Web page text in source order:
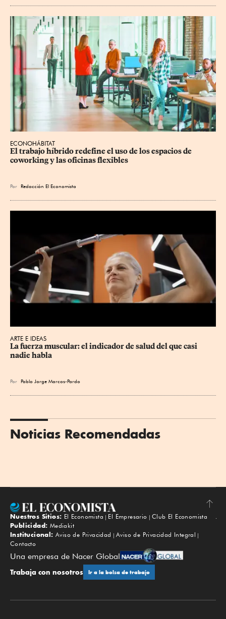
ECONOHÁBITAT
El trabajo híbrido redefine el uso de los espacios de
coworking y las oficinas flexibles
Por Redacción El Economista
ARTE E IDEAS
La fuerza muscular: el indicador de salud del que casi
nadie habla
Por Pablo Jorge Marcos-Pardo
Noticias Recomendadas
Subir
Nuestros Sitios: El Economista El Empresario
Club El Economista
Publicidad: Mediakit
Institucional: Aviso de Privacidad
Aviso de Privacidad Integral
Contacto
Una empresa de Nacer Global
Trabaja con nosotros Ir a la bolsa de trabajo